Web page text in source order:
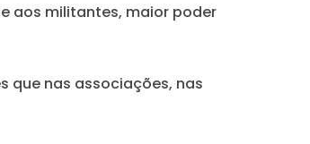
aos militantes, maior poder
que nas associações, nas